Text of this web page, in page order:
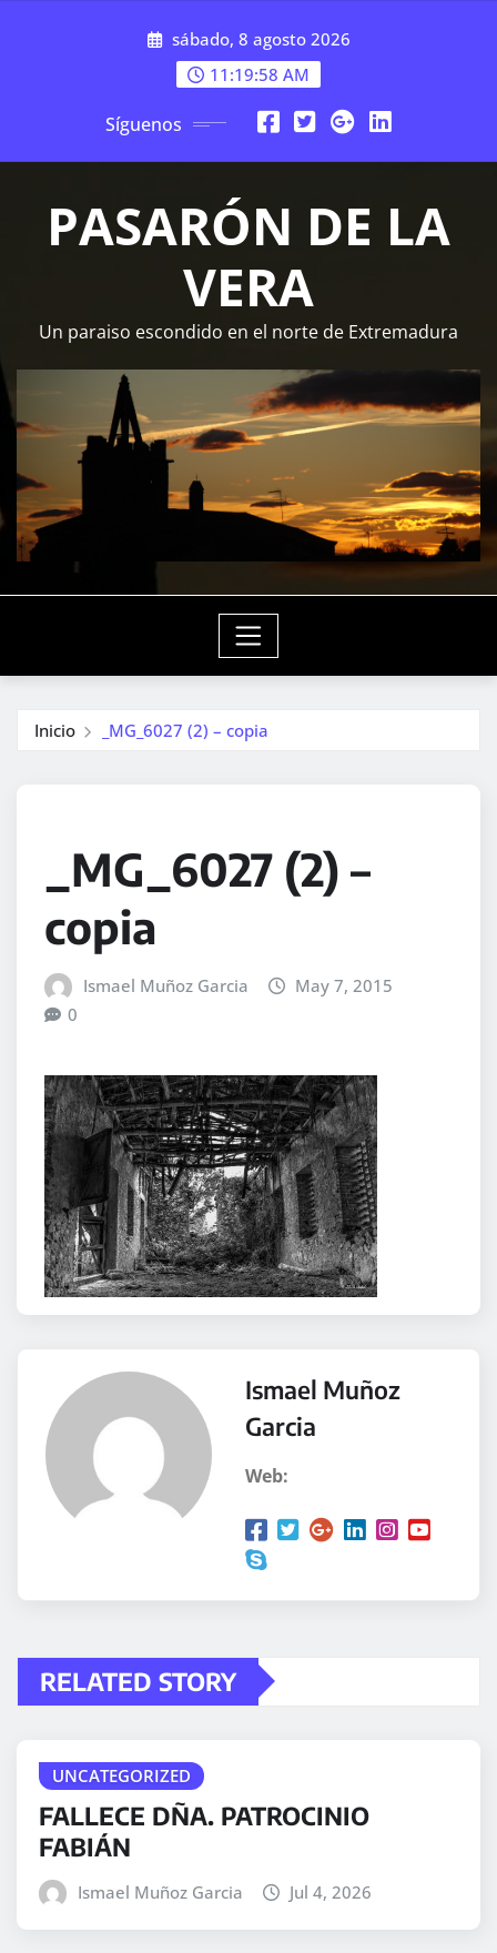
sábado, 8 agosto 2026
11:19:59 AM
Síguenos
PASARÓN DE LA
VERA
Un paraiso escondido en el norte de Extremadura
Inicio _MG_6027 (2) – copia
_MG_6027 (2) –
copia
Ismael Muñoz Garcia
May 7, 2015
0
Ismael Muñoz
Garcia
Web:
RELATED STORY
UNCATEGORIZED
FALLECE DÑA. PATROCINIO
FABIÁN
Ismael Muñoz Garcia Jul 4, 2026